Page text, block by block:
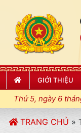
GIỚI THIỆU
Thứ 5, ngày 6
LỆNH; XÂY
TRANG CHỦ »